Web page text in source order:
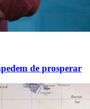
de prosperar